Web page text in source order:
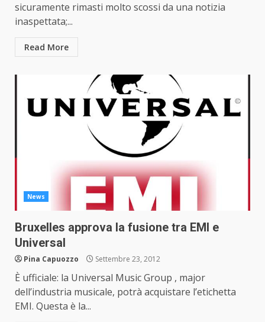
sicuramente rimasti molto scossi da una notizia
inaspettata;...
Read More
News
Bruxelles approva la fusione tra EMI e
Universal
Pina Capuozzo Settembre 23, 2012
È ufficiale: la Universal Music Group , major
dell’industria musicale, potrà acquistare l’etichetta
EMI. Questa è la...